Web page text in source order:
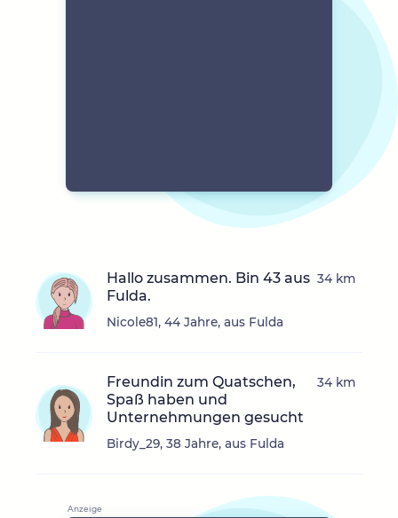
Hallo zusammen. Bin 43 aus
Fulda.
Nicole81, 44 Jahre, aus Fulda
34 km
Freundin zum Quatschen,
Spaß haben und
Unternehmungen gesucht
Birdy_29, 38 Jahre, aus Fulda
34 km